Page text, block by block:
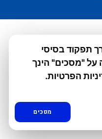
תפקוד בסיסי
על "מסכים" הינך
הפרטיות.
מסכים